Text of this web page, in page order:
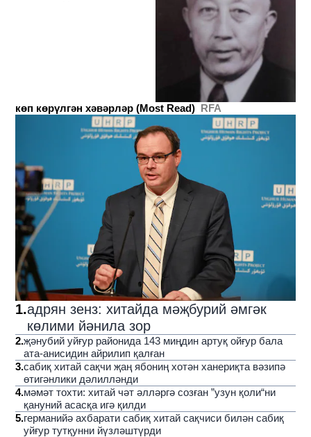
көп көрүлгән хәвәрләр (Most Read) RFA
1.адрян зенз: хитайда мәҗбурий әмгәк
көлими йәнила зор
2.җәнубий уйғур районида 143 миңдин артуқ ойғур бала
ата-анисидин айрилип қалған
3.сабиқ хитай сақчи җаң ябониң хотән ханериқта вәзипә
өтигәнлики дәлилләнди
4.мәмәт тохти: хитай чәт әлләргә созған ”узун қоли“ни
қануний асасқа игә қилди
5.германийә ахбарати сабиқ хитай сақчиси билән сабиқ
уйғур тутқунни йүзләштүрди